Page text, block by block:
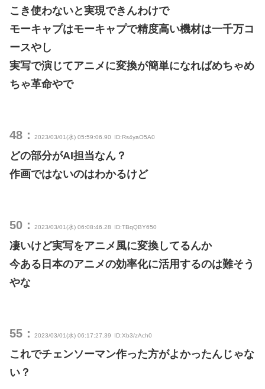
こき使わないと実現できんわけで
モーキャプはモーキャプで精度高い機材は一千万コ
ースやし
実写で演じてアニメに変換が簡単になればめちゃめ
ちゃ革命やで
48： 2023/03/01(水) 05:59:06.90 ID:Rs4yaO5A0
どの部分がAI担当なん？
作画ではないのはわかるけど
50： 2023/03/01(水) 06:08:46.28 ID:TBqQBY650
凄いけど実写をアニメ風に変換してるんか
今ある日本のアニメの効率化に活用するのは難そう
やな
55： 2023/03/01(水) 06:17:27.39 ID:Xb3/zAch0
これでチェンソーマン作った方がよかったんじゃな
い？